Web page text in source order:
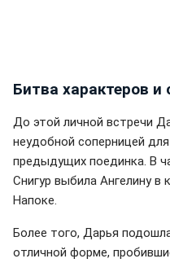
Битва характеров
До этой личной встречи
неудобной соперницей
предыдущих поединка. В
Снигур выбила Ангелину в
Напоке.
Более того, Дарья
отличной форме,